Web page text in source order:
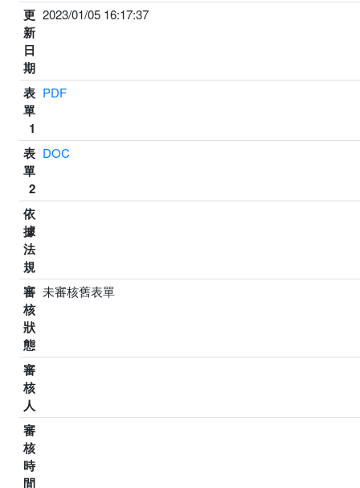
更
新
日
期
2023/01/05 16:17:37
表
單
1
PDF
表
單
2
DOC
依
據
法
規
審
核
狀
態
未審核舊表單
審
核
人
審
核
時
間